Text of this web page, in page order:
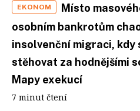
EKONOM
Místo
osobním bankrotům
insolvenční migraci, kdy
stěhovat za hodnějšími
Mapy exekucí
7 minut čtení